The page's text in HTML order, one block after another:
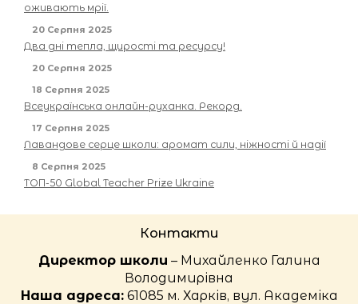
оживають мрії.
20 Серпня 2025
Два дні тепла, щирості та ресурсу!
20 Серпня 2025
18 Серпня 2025
Всеукраїнська онлайн-руханка. Рекорд.
17 Серпня 2025
Лавандове серце школи: аромат сили, ніжності й надії
8 Серпня 2025
ТОП-50 Global Teacher Prize Ukraine
Контакти
Директор школи – Михайленко Галина
Володимирівна
Наша адреса:61085 м. Харків, вул. Академіка